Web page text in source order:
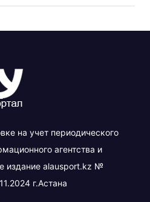
на учет периодического
агентства и
издание alausport.kz №
г.Астана